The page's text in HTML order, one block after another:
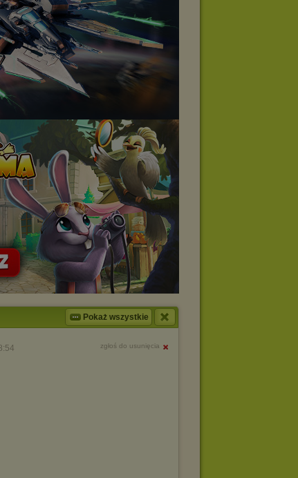
Pokaż wszystkie
zgłoś do usunięcia